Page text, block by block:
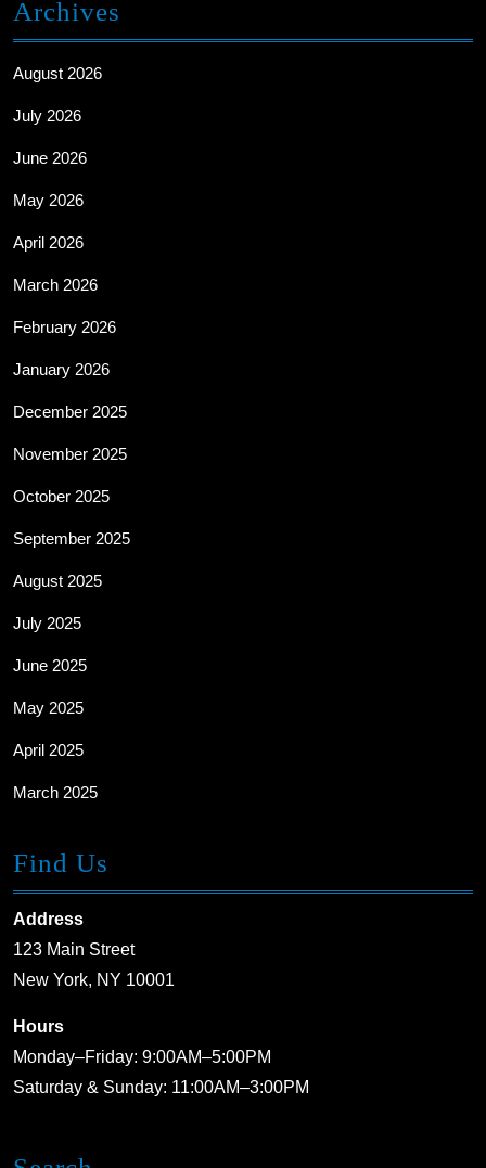
Archives
August 2026
July 2026
June 2026
May 2026
April 2026
March 2026
February 2026
January 2026
December 2025
November 2025
October 2025
September 2025
August 2025
July 2025
June 2025
May 2025
April 2025
March 2025
Find Us
Address
123 Main Street
New York, NY 10001
Hours
Monday–Friday: 9:00AM–5:00PM
Saturday & Sunday: 11:00AM–3:00PM